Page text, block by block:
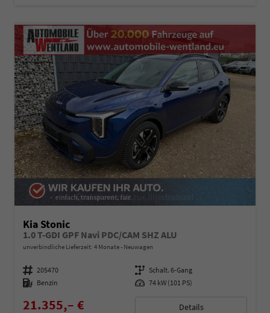
Kia Stonic
1.0 T-GDI GPF Navi PDC/CAM SHZ ALU
unverbindliche Lieferzeit: 4 Monate Neuwagen
Fahrzeugnummer 205470 Getriebe Schalt. 6-Gang
Kraftstoff Benzin Leistung 74 kW (101 PS)
21.355,– € Details